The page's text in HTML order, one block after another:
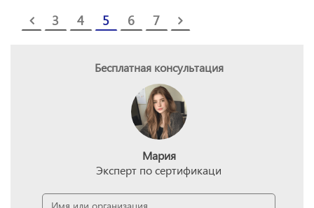
3 4 5 6 7
Бесплатная консультация
Мария
Эксперт по сертификаци